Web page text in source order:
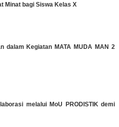
Minat bagi Siswa Kelas X
dalam Kegiatan MATA MUDA MAN 2
melalui MoU PRODISTIK demi